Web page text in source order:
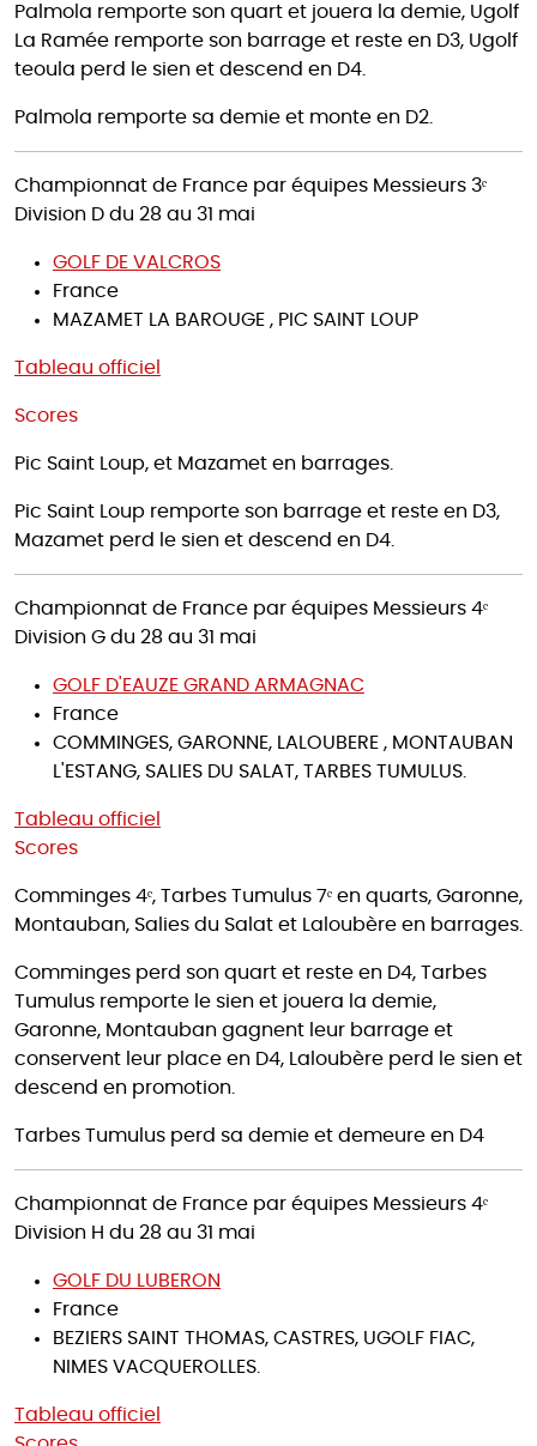
Palmola remporte son quart et jouera la demie, Ugolf
La Ramée remporte son barrage et reste en D3, Ugolf
teoula perd le sien et descend en D4.
Palmola remporte sa demie et monte en D2.
Championnat de France par équipes Messieurs 3ᵉ
Division D du 28 au 31 mai
GOLF DE VALCROS
France
MAZAMET LA BAROUGE , PIC SAINT LOUP
Tableau officiel
Scores
Pic Saint Loup, et Mazamet en barrages.
Pic Saint Loup remporte son barrage et reste en D3,
Mazamet perd le sien et descend en D4.
Championnat de France par équipes Messieurs 4ᵉ
Division G du 28 au 31 mai
GOLF D'EAUZE GRAND ARMAGNAC
France
COMMINGES, GARONNE, LALOUBERE , MONTAUBAN
L'ESTANG, SALIES DU SALAT, TARBES TUMULUS.
Tableau officiel
Scores
Comminges 4ᵉ, Tarbes Tumulus 7ᵉ en quarts, Garonne,
Montauban, Salies du Salat et Laloubère en barrages.
Comminges perd son quart et reste en D4, Tarbes
Tumulus remporte le sien et jouera la demie,
Garonne, Montauban gagnent leur barrage et
conservent leur place en D4, Laloubère perd le sien et
descend en promotion.
Tarbes Tumulus perd sa demie et demeure en D4
Championnat de France par équipes Messieurs 4ᵉ
Division H du 28 au 31 mai
GOLF DU LUBERON
France
BEZIERS SAINT THOMAS, CASTRES, UGOLF FIAC,
NIMES VACQUEROLLES.
Tableau officiel